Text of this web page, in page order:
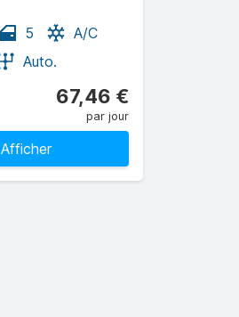
5
A/C
Auto.
67,46 €
par jour
Afficher